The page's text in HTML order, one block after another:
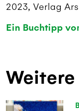
2023, Verlag
Ein Buchtipp